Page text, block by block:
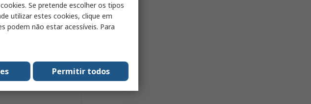
Se pretende escolher os tipos
utilizar estes cookies, clique em
podem não estar acessíveis. Para
Permitir todos